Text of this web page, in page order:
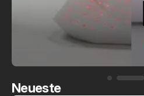
Voice (PE)
Feb. 9, 2026
Neueste